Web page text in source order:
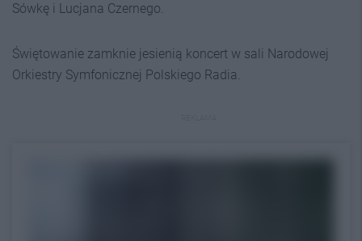
Sówkę i Lucjana Czernego.
Świętowanie zamknie jesienią koncert w sali Narodowej
Orkiestry Symfonicznej Polskiego Radia.